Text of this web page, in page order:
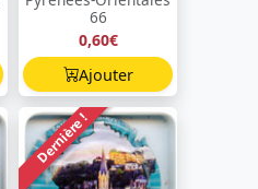
66
0,60€
Ajouter
Dernière !